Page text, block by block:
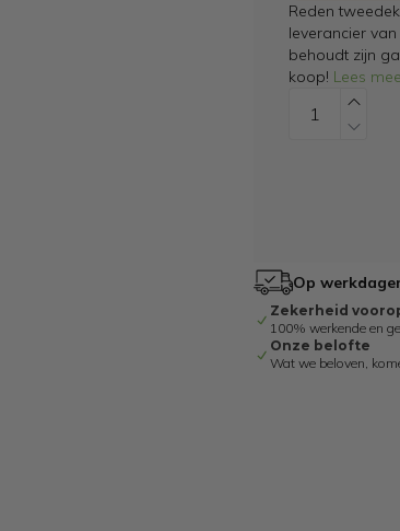
Reden
leverancier
behoudt zijn
koop! Lees
Op
Zekerheid
100% werkende en
Onze belofte
Wat we beloven,